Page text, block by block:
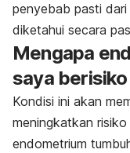
penyebab pasti
diketahui secara
Mengapa
saya
Kondisi ini akan
meningkatkan risiko
endometrium